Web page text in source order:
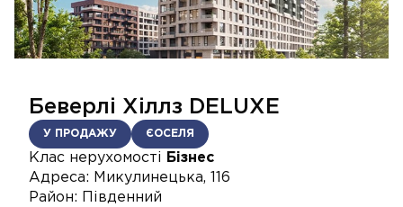
Беверлі Хіллз DELUXE
У ПРОДАЖУ ЄОСЕЛЯ
Клас нерухомості
Бізнес
Адреса: Микулинецька, 116
Район: Південний